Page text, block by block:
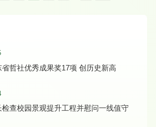
华农获广东省哲社优秀成果奖17项 创历史新高
查校园景观提升工程并慰问一线值守